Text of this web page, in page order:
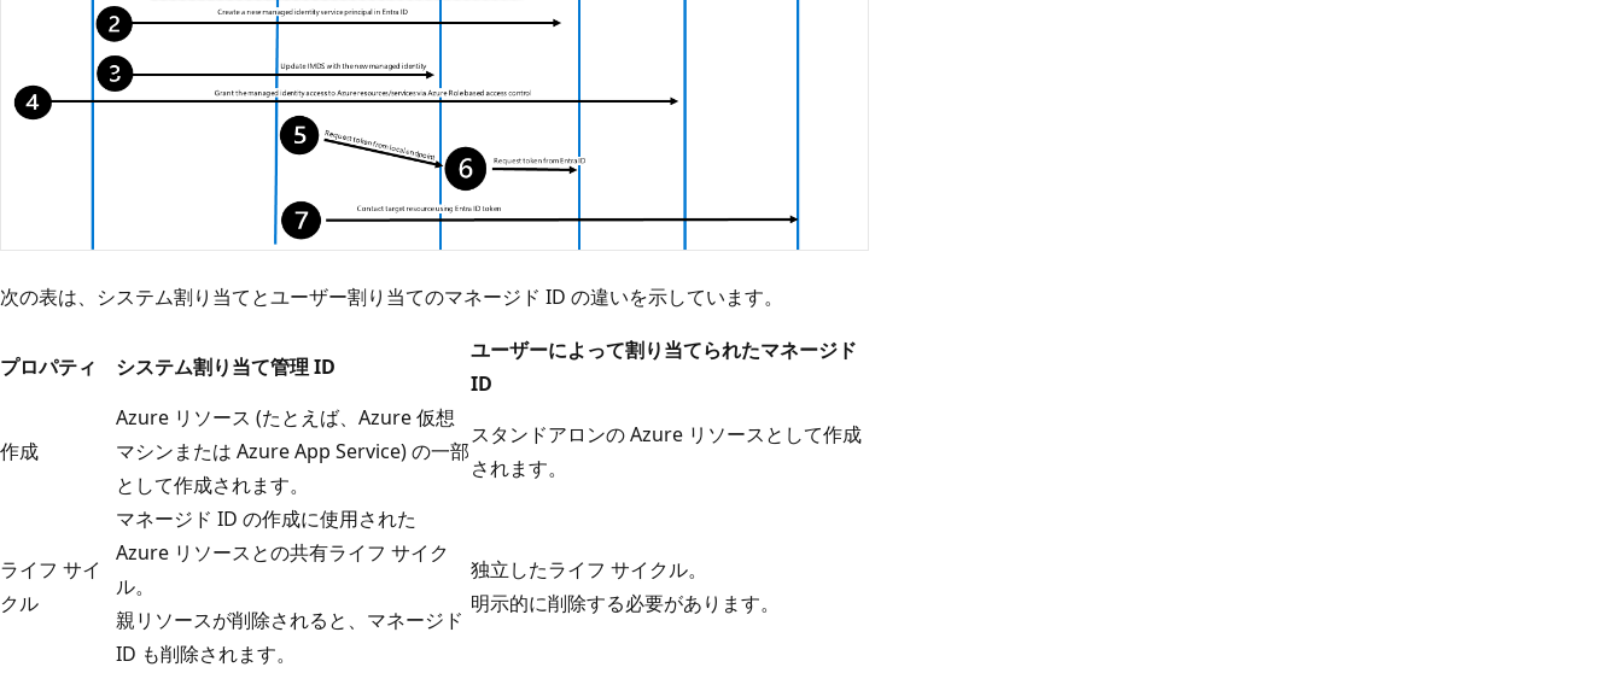
次の表は、システム割り当てとユーザー割り当てのマネージド ID の違いを示しています。
プロパティ システム割り当て管理 ID
ユーザーによって割り当てられたマネージド
ID
作成
Azure リソース (たとえば、Azure 仮想
マシンまたは Azure App Service) の一部
として作成されます。
スタンドアロンの Azure リソースとして作成
されます。
ライフ サイ
クル
マネージド ID の作成に使用された
Azure リソースとの共有ライフ サイク
ル。
親リソースが削除されると、マネージド
ID も削除されます。
独立したライフ サイクル。
明示的に削除する必要があります。